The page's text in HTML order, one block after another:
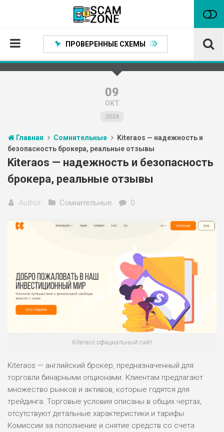
Проверенные способы заработка
Статьи
Партнеры
ПРОВЕРЕННЫЕ СХЕМЫ
09
ОКТ
2024
Главная Сомнительные
Kiteraos — надежность и
безопасность брокера, реальные отзывы
Kiteraos — надежность и безопасность
брокера, реальные отзывы
Author Сомнительные 0
Kiteraos официальный сайт
Kiteraos — английский брокер, предназначенный для
торговли бинарными опционами. Клиентам предлагают
множество рынков и активов, которые годятся для
трейдинга. Торговые условия описаны в общих чертах,
отсутствуют детальные характеристики и тарифы.
Комиссии за пополнение и снятие средств со счета